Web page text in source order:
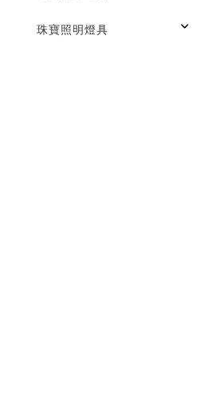
珠寶照明燈具